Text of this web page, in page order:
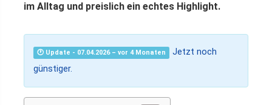
im Alltag und preislich ein echtes Highlight.
🕐 Update - 07.04.2026 – vor 4 Monaten
Jetzt noch
günstiger.